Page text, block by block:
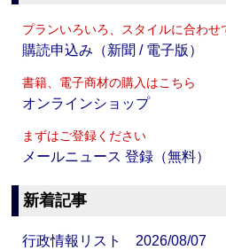
プランいろいろ、スタイルに合わせ
購読申込み（新聞 / 電子版）
書籍、電子商材の購入はこちら
オンラインショップ
まずはご登録ください
メールニュース 登録（無料）
新着記事
行政情報リスト 2026/08/07